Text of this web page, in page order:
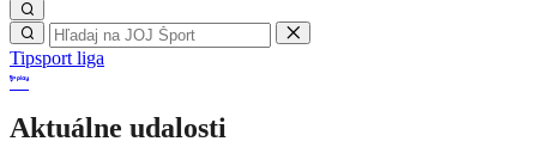
Tipsport liga
Aktuálne udalosti